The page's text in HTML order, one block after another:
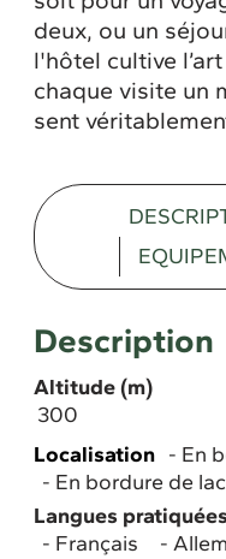
deux, ou un
l'hôtel cultive
chaque visite un
sent
Description
Altitude (m)
300
Localisation
En
En bordure de
Langues pratiquées
Français